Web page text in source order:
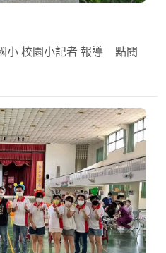
小 校園小記者 報導
點閱